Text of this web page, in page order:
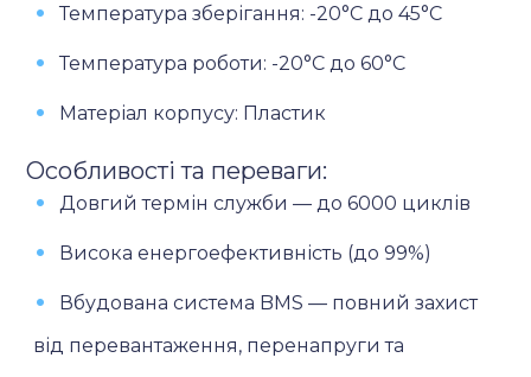
Температура зберігання: -20°C до 45°C
Температура роботи: -20°C до 60°C
Матеріал корпусу: Пластик
Особливості та переваги:
Довгий термін служби — до 6000 циклів
Висока енергоефективність (до 99%)
Вбудована система BMS — повний захист
від перевантаження, перенапруги та